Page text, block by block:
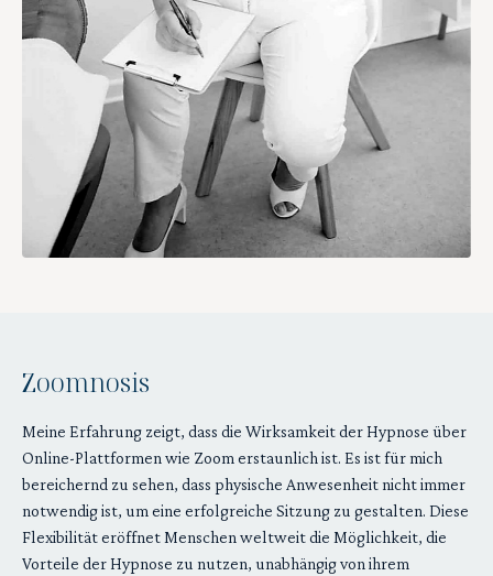
Zoomnosis
Meine Erfahrung zeigt, dass die Wirksamkeit der Hypnose über
Online-Plattformen wie Zoom erstaunlich ist. Es ist für mich
bereichernd zu sehen, dass physische Anwesenheit nicht immer
notwendig ist, um eine erfolgreiche Sitzung zu gestalten. Diese
Flexibilität eröffnet Menschen weltweit die Möglichkeit, die
Vorteile der Hypnose zu nutzen, unabhängig von ihrem